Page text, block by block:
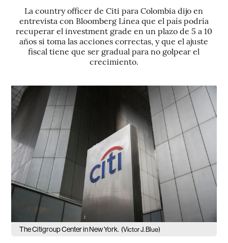
La country officer de Citi para Colombia dijo en
entrevista con Bloomberg Línea que el país podría
recuperar el investment grade en un plazo de 5 a 10
años si toma las acciones correctas, y que el ajuste
fiscal tiene que ser gradual para no golpear el
crecimiento.
The Citigroup Center in New York. (Victor J. Blue)